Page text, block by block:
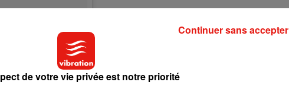
de votre vie privée est notre priorité
Continuer sans accepter